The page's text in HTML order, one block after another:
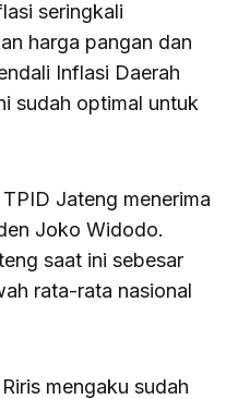
seringkali
harga pangan dan
Inflasi Daerah
sudah optimal untuk
Jateng menerima
Joko Widodo.
saat ini sebesar
rata-rata nasional
mengaku sudah